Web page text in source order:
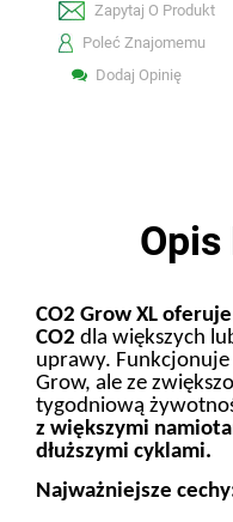
Zapytaj O Produkt
Poleć Znajomemu
Dodaj Opinię
CO2 Grow XL
CO2 dla większych
uprawy. Funkcjonuje
Grow, ale ze
tygodniową
z większymi
dłuższymi cyklami.
Najważniejsze